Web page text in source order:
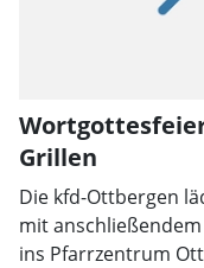
Grillen
Die kfd-Ottbergen
mit
ins Pfarrzentrum